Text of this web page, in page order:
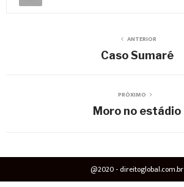
ANTERIOR
Caso Sumaré
PRÓXIMO
Moro no estádio
@2020 - direitoglobal.com.br